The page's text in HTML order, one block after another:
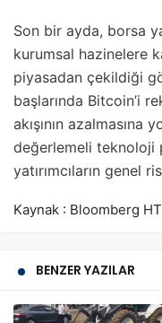
Son bir ayda, borsa
kurumsal hazinelere
piyasadan çekildiği
başlarında Bitcoin’i
akışının
değerlemeli teknoloji
yatırımcıların genel
Kaynak : Bloomberg HT
BENZER YAZILAR